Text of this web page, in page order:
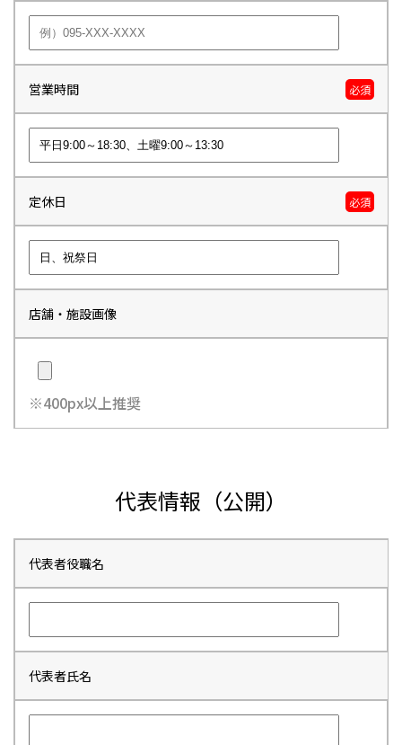
営業時間 必須
定休日 必須
店舗・施設画像
※400px以上推奨
代表情報（公開）
代表者役職名
代表者氏名